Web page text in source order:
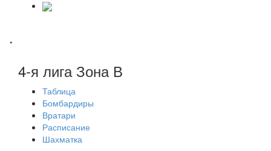
.
4-я лига Зона В
Таблица
Бомбардиры
Вратари
Расписание
Шахматка